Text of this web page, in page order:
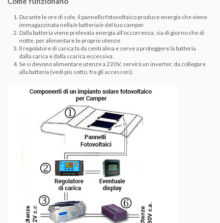
Durante le ore di sole, il pannello fotovoltaico produce energia che viene
immagazzinata nella/e batteria/e del tuo camper.
Dalla batteria viene prelevata energia all'occorrenza, sia di giorno che di
notte, per alimentare le proprie utenze
Il regolatore di carica fa da centralina e serve a proteggere la batteria
dalla carica e dalla scarica eccessiva.
Se si devono alimentare utenze a 220V, servirà un inverter, da collegare
alla batteria (vedi più sotto, fra gli accessori).